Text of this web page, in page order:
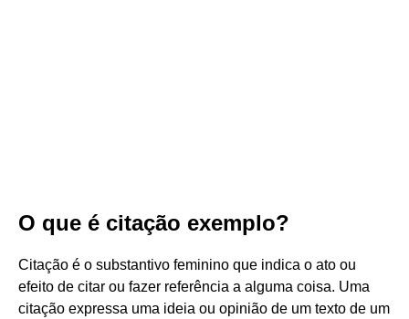
O que é citação exemplo?
Citação é o substantivo feminino que indica o ato ou
efeito de citar ou fazer referência a alguma coisa. Uma
citação expressa uma ideia ou opinião de um texto de um